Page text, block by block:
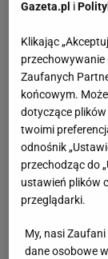
Gazeta.pl i
Klikając
przechowywanie
Zaufanych
końcowym.
dotyczące
twoimi
odnośnik
przechodząc do
ustawień plików
przeglądarki.
My, nasi
dane osobowe